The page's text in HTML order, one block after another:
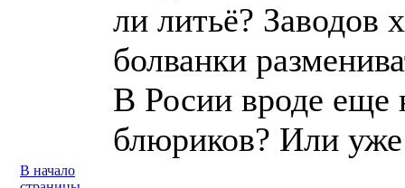
ли литьё? Заводов
болванки
В Росии вроде еще
блюриков? Или уже
В начало